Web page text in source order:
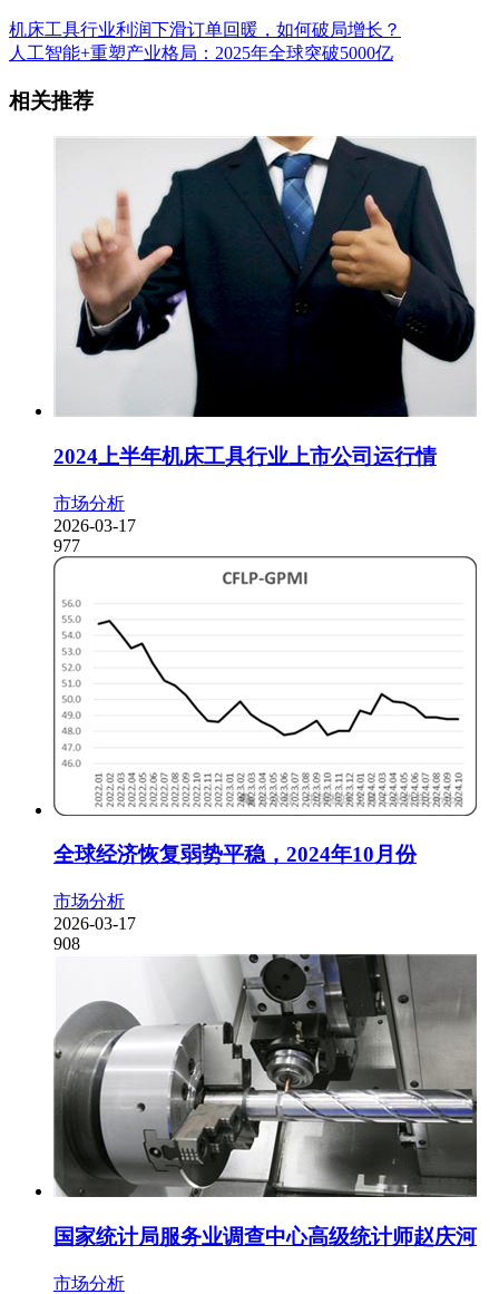
机床工具行业利润下滑订单回暖，如何破局增长？
人工智能+重塑产业格局：2025年全球突破5000亿
相关推荐
2024上半年机床工具行业上市公司运行情
市场分析
2026-03-17
977
全球经济恢复弱势平稳，2024年10月份
市场分析
2026-03-17
908
国家统计局服务业调查中心高级统计师赵庆河
市场分析